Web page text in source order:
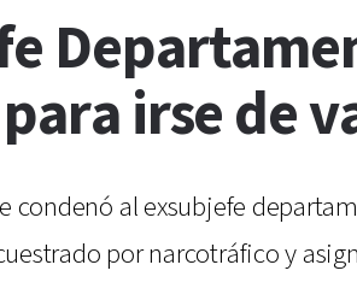
irse de
condenó al exsubjefe
por narcotráfico y